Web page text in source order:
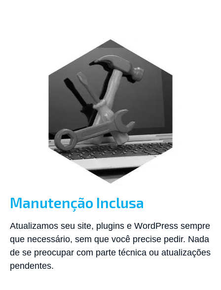
Manutenção Inclusa
Atualizamos seu site, plugins e WordPress sempre
que necessário, sem que você precise pedir. Nada
de se preocupar com parte técnica ou atualizações
pendentes.